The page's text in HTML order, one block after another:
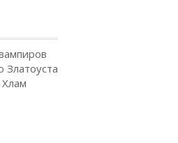
Златоуста